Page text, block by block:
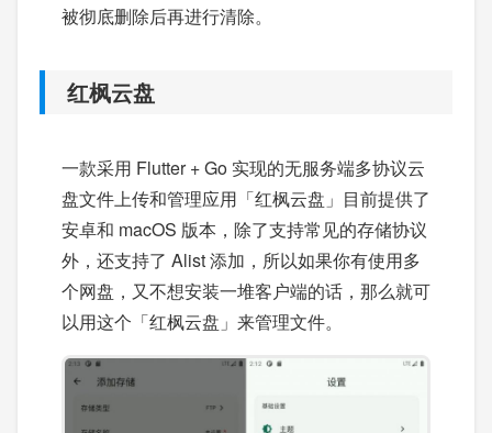
被彻底删除后再进行清除。
红枫云盘
一款采用 Flutter + Go 实现的无服务端多协议云
盘文件上传和管理应用「红枫云盘」目前提供了
安卓和 macOS 版本，除了支持常见的存储协议
外，还支持了 Alist 添加，所以如果你有使用多
个网盘，又不想安装一堆客户端的话，那么就可
以用这个「红枫云盘」来管理文件。